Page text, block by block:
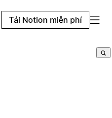
Tải Notion miễn phí